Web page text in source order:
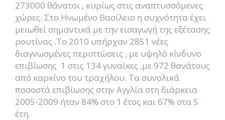
273000 θάνατοι , κυρίως στις αναπτυσσόμενες
χώρες. Στο Ηνωμένο Βασίλειο η συχνότητα έχει
μειωθεί σημαντικά με την εισαγωγή της εξέτασης
ρουτίνας .Το 2010 υπήρχαν 2851 νέες
διαγνωσμένες περιπτώσεις , με υψηλό κίνδυνο
επιβίωσης 1 στις 134 γυναίκες ,με 972 θανάτους
από καρκίνο του τραχήλου. Τα συνολικά
ποσοστά επιβίωσης στην Αγγλία στη διάρκεια
2005-2009 ήταν 84% στο 1 έτος και 67% στα 5
έτη.